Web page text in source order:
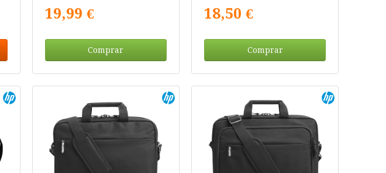
19,99 €
Comprar
18,50 €
Comprar